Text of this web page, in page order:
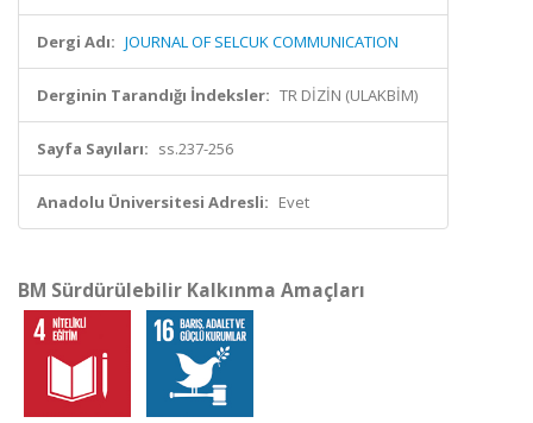
Dergi Adı: JOURNAL OF SELCUK COMMUNICATION
Derginin Tarandığı İndeksler: TR DİZİN (ULAKBİM)
Sayfa Sayıları: ss.237-256
Anadolu Üniversitesi Adresli: Evet
BM Sürdürülebilir Kalkınma Amaçları